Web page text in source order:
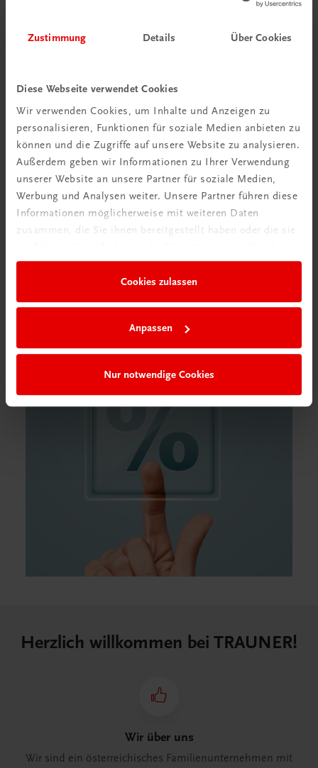
Zustimmung Details Über Cookies
Diese Webseite verwendet Cookies
Wir verwenden Cookies, um Inhalte und Anzeigen zu
personalisieren, Funktionen für soziale Medien anbieten zu
können und die Zugriffe auf unsere Website zu analysieren.
Außerdem geben wir Informationen zu Ihrer Verwendung
unserer Website an unsere Partner für soziale Medien,
Werbung und Analysen weiter. Unsere Partner führen diese
Informationen möglicherweise mit weiteren Daten
zusammen, die Sie ihnen bereitgestellt haben oder die sie
Cookies zulassen
Anpassen
Nur notwendige Cookies
4. Umsatzsteuer im Alltag berechnen – ein
Im Unterricht lässt sich die Steuersenkung gut mit
typischen Einkäufen im Supermarkt verknüpfen. Eine
zentrale Frage lautet zum Beispiel: Wie viel
Umsatzsteuer ersparen sich Konsumentinnen und
Konsumenten durch die Senkung von 10 % auf 4,9 %
Alle wichtigen Formeln, Demobeispiele und
Aufgabenstellungen finden Sie übersichtlich aufbereitet
Zusatzmaterial: Umsatzsteuer auf
Herzlich willkommen bei TRAUNER!
Wir über uns
Wir sind ein österreichisches Familienunternehmen mit